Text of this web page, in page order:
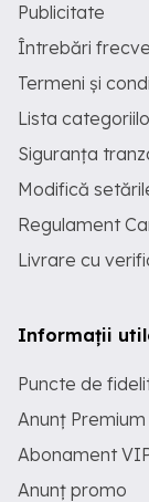
Publicitate
Întrebări
Termeni și
Lista
Siguranța
Modifică
Regulament
Livrare cu
Informații
Puncte de
Anunț Premium
Abonament
Anunț promo